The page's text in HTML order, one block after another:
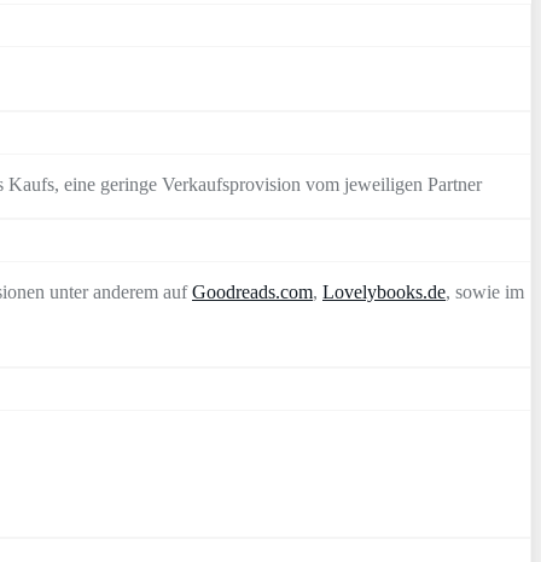
eine geringe Verkaufsprovision vom jeweiligen Partner
unter anderem aufGoodreads.com, Lovelybooks.de, sowie im